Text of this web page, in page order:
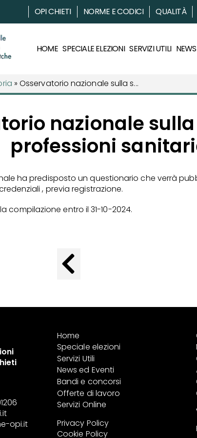
OPI CHIETI NORME E CODICI QUALITÀ
HOME SPECIALE ELEZIONI SERVIZI UTILI
»Osservatorio nazionale sulla s...
nazionale
professioni
ha predisposto un questionario che verrà
, previa registrazione.
compilazione entro il 31-10-2024.
opi.it
Home
Speciale elezioni
Servizi Utili
News ed Eventi
Bandi e concorsi
Offerte di lavoro
Servizi Online
Privacy Policy
Cookie Policy